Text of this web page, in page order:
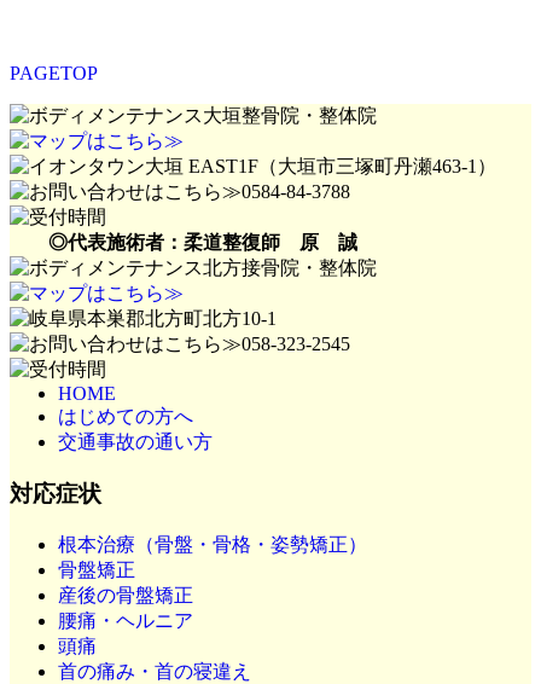
PAGETOP
◎代表施術者：柔道整復師 原 誠
HOME
はじめての方へ
交通事故の通い方
対応症状
根本治療（骨盤・骨格・姿勢矯正）
骨盤矯正
産後の骨盤矯正
腰痛・ヘルニア
頭痛
首の痛み・首の寝違え